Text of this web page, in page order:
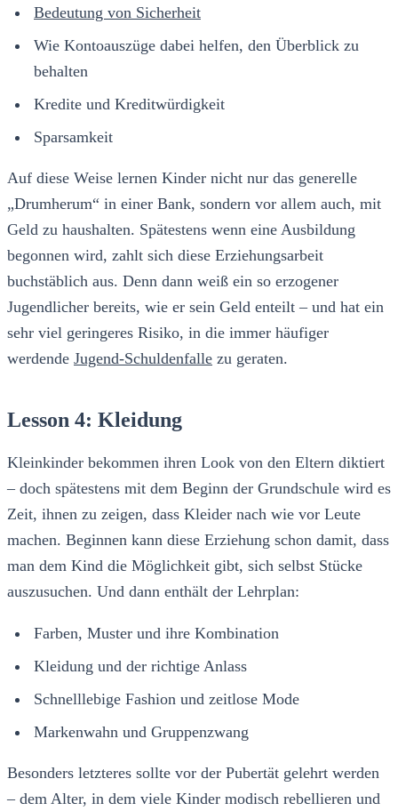
Bedeutung von Sicherheit
Wie Kontoauszüge dabei helfen, den Überblick zu
behalten
Kredite und Kreditwürdigkeit
Sparsamkeit
Auf diese Weise lernen Kinder nicht nur das generelle
„Drumherum“ in einer Bank, sondern vor allem auch, mit
Geld zu haushalten. Spätestens wenn eine Ausbildung
begonnen wird, zahlt sich diese Erziehungsarbeit
buchstäblich aus. Denn dann weiß ein so erzogener
Jugendlicher bereits, wie er sein Geld enteilt – und hat ein
sehr viel geringeres Risiko, in die immer häufiger
werdende Jugend-Schuldenfalle zu geraten.
Lesson 4: Kleidung
Kleinkinder bekommen ihren Look von den Eltern diktiert
– doch spätestens mit dem Beginn der Grundschule wird es
Zeit, ihnen zu zeigen, dass Kleider nach wie vor Leute
machen. Beginnen kann diese Erziehung schon damit, dass
man dem Kind die Möglichkeit gibt, sich selbst Stücke
auszusuchen. Und dann enthält der Lehrplan:
Farben, Muster und ihre Kombination
Kleidung und der richtige Anlass
Schnelllebige Fashion und zeitlose Mode
Markenwahn und Gruppenzwang
Besonders letzteres sollte vor der Pubertät gelehrt werden
– dem Alter, in dem viele Kinder modisch rebellieren und